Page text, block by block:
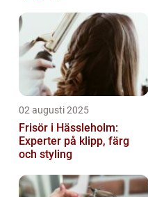
02 augusti 2025
Frisör i Hässleholm:
Experter på klipp, färg
och styling